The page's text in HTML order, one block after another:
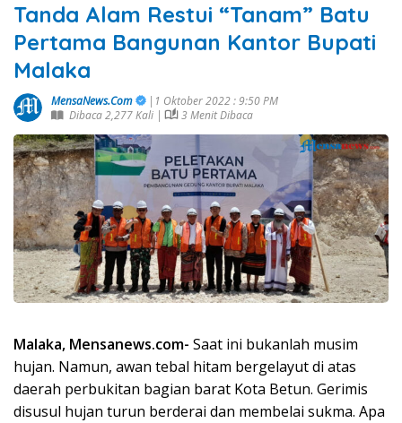
Tanda Alam Restui “Tanam” Batu
Pertama Bangunan Kantor Bupati
Malaka
MensaNews.Com
|1 Oktober 2022 : 9:50 PM
Dibaca 2,277 Kali |
3 Menit Dibaca
Malaka, Mensanews.com- Saat ini bukanlah musim
hujan. Namun, awan tebal hitam bergelayut di atas
daerah perbukitan bagian barat Kota Betun. Gerimis
disusul hujan turun berderai dan membelai sukma. Apa